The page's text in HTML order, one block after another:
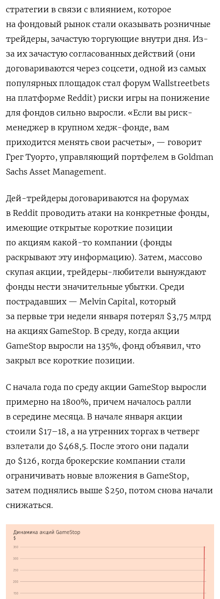
стратегии в связи с влиянием, которое
на фондовый рынок стали оказывать розничные
трейдеры, зачастую торгующие внутри дня. Из-
за их зачастую согласованных действий (они
договариваются через соцсети, одной из самых
популярных площадок стал форумWallstreetbets
на платформе Reddit) риски игры на понижение
для фондов сильно выросли. «Если вы риск-
менеджер в крупном хедж-фонде, вам
приходится менять свои расчеты», — говорит
Грег Туорто, управляющий портфелем в Goldman
Sachs Asset Management.
Дей-трейдеры договариваются на форумах
в Reddit проводить атаки на конкретные фонды,
имеющие открытые короткие позиции
по акциям какой-то компании (фонды
раскрывают эту информацию). Затем, массово
скупая акции, трейдеры-любители вынуждают
фонды нести значительные убытки. Среди
пострадавших — Melvin Capital, который
за первые три недели января потерял $3,75 млрд
на акцияхGameStop. В среду, когда акции
GameStop выросли на 135%, фонд объявил, что
закрыл все короткие позиции.
С начала года по среду акции GameStop выросли
примерно на 1800%, причем началось ралли
в середине месяца. В начале января акции
стоили $17–18, а на утренних торгах в четверг
взлетали до $468,5. После этого они падали
до $126, когда брокерские компании стали
ограничивать новые вложения в GameStop,
затем поднялись выше $250, потом снова начали
снижаться.